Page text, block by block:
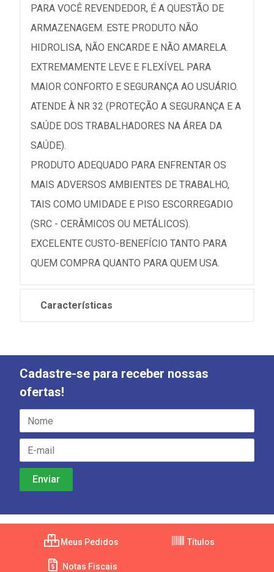
PARA VOCÊ REVENDEDOR, É A QUESTÃO DE
ARMAZENAGEM. ESTE PRODUTO NÃO
HIDROLISA, NÃO ENCARDE E NÃO AMARELA.
EXTREMAMENTE LEVE E FLEXÍVEL PARA
MAIOR CONFORTO E SEGURANÇA AO USUÁRIO.
ATENDE À NR 32 (PROTEÇÃO A SEGURANÇA E A
SAÚDE DOS TRABALHADORES NA ÁREA DA
SAÚDE).
PRODUTO ADEQUADO PARA ENFRENTAR OS
MAIS ADVERSOS AMBIENTES DE TRABALHO,
TAIS COMO UMIDADE E PISO ESCORREGADIO
(SRC - CERÂMICOS OU METÁLICOS).
EXCELENTE CUSTO-BENEFÍCIO TANTO PARA
QUEM COMPRA QUANTO PARA QUEM USA.
Características
Cadastre-se para receber nossas
ofertas!
Meus Pedidos Títulos
Notas Fiscais